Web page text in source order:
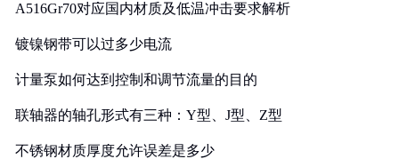
A516Gr70对应国内材质及低温冲击要求解析
镀镍钢带可以过多少电流
计量泵如何达到控制和调节流量的目的
联轴器的轴孔形式有三种：Y型、J型、Z型
不锈钢材质厚度允许误差是多少